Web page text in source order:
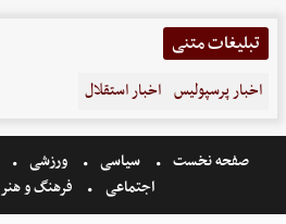
تبلیغات متنی
اخبار پرسپولیس اخبار استقلال
صفحه نخست سیاسی ورزشی
اجتماعی
فرهنگ و هنر